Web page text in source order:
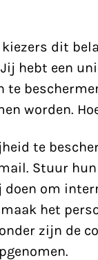
dit
hebt een
worden.
te
Stuur
om
het
zijn de